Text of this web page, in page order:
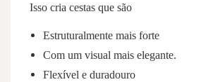
Isso cria cestas que são
Estruturalmente mais forte
Com um visual mais elegante.
Flexível e duradouro